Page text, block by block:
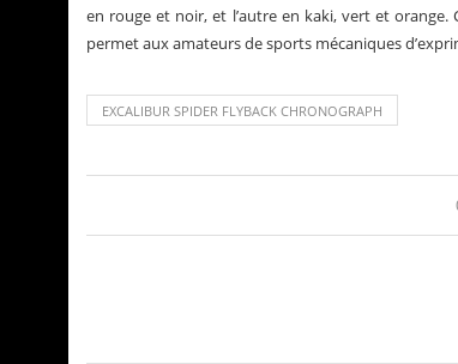
en rouge et noir, et l’autre en kaki, vert et
permet aux amateurs de sports mécaniques
EXCALIBUR SPIDER FLYBACK CHRONOGRAPH